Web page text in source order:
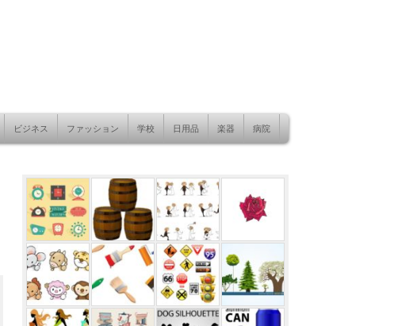
ビジネス ファッション 学校 日用品 楽器 病院